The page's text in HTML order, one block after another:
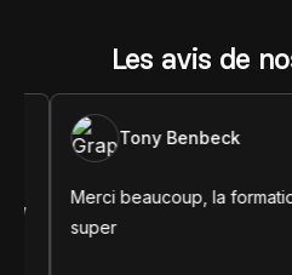
Les avis de
Tony Benbeck
beaucoup, la formation est